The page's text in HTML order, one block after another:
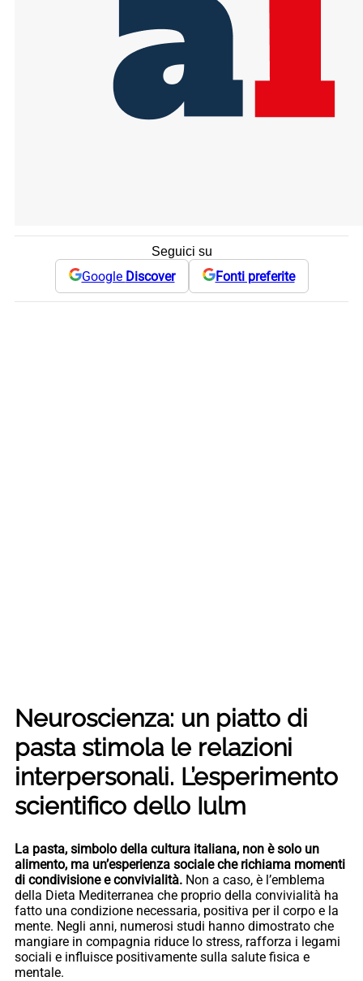
Seguici su
Google Discover Fonti preferite
Neuroscienza: un piatto di
pasta stimola le relazioni
interpersonali. L’esperimento
scientifico dello Iulm
La pasta, simbolo della cultura italiana, non è solo un
alimento, ma un’esperienza sociale che richiama momenti
di condivisione e convivialità. Non a caso, è l’emblema
della Dieta Mediterranea che proprio della convivialità ha
fatto una condizione necessaria, positiva per il corpo e la
mente. Negli anni, numerosi studi hanno dimostrato che
mangiare in compagnia riduce lo stress, rafforza i legami
sociali e influisce positivamente sulla salute fisica e
mentale.